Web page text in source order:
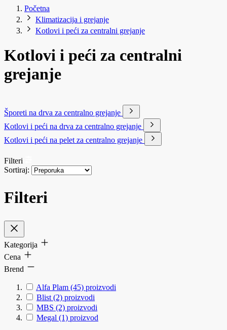
Početna
Klimatizacija i grejanje
Kotlovi i peći za centralni grejanje
Kotlovi i peći za centralni
grejanje
Šporeti na drva za centralno grejanje
Kotlovi i peći na drva za centralno grejanje
Kotlovi i peći na pelet za centralno grejanje
Filteri
Sortiraj:
Filteri
Kategorija
Cena
Brend
Alfa Plam (45) proizvodi
Blist (2) proizvodi
MBS (2) proizvodi
Megal (1) proizvod